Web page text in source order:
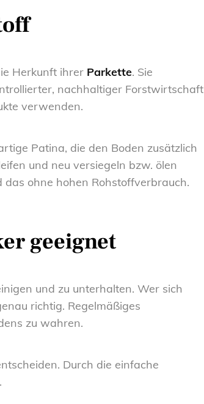
Herkunft ihrer Parkette. Sie
nachhaltiger Forstwirtschaft
verwenden.
Patina, die den Boden zusätzlich
und neu versiegeln bzw. ölen
ohne hohen Rohstoffverbrauch.
geeignet
und zu unterhalten. Wer sich
richtig. Regelmäßiges
zu wahren.
Durch die einfache